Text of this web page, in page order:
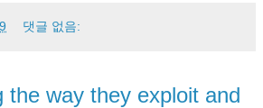
댓글 없음:
the way they exploit and